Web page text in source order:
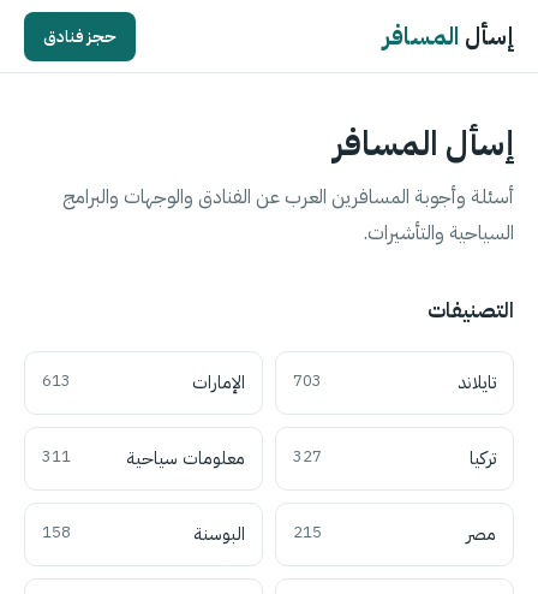
إسأل المسافر حجز فنادق
إسأل المسافر
أسئلة وأجوبة المسافرين العرب عن الفنادق والوجهات والبرامج
السياحية والتأشيرات.
التصنيفات
تايلاند 703 الإمارات 613
تركيا 327 معلومات سياحية 311
مصر 215 البوسنة 158